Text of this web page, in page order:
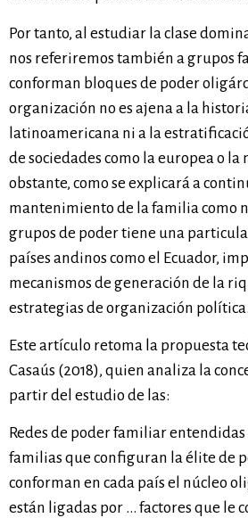
Por tanto, al estudiar la clase
nos referiremos también a grupos
conforman bloques de poder
organización no es ajena a la
latinoamericana ni a la
de sociedades como la europea o
obstante, como se explicará a
mantenimiento de la familia como
grupos de poder tiene una
países andinos como el Ecuador,
mecanismos de generación de la
estrategias de organización política.
Este artículo retoma la propuesta
Casaús (2018), quien analiza la
partir del estudio de las:
Redes de poder familiar
familias que configuran la élite de
conforman en cada país el núcleo
están ligadas por … factores que le